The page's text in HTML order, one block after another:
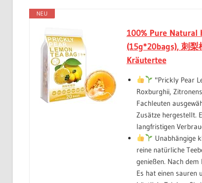
NEU
100% Pure Natural
(15g*20bags), 刺
Kräutertee
"Prickly Pear
Roxburghii,
Fachleuten
Zusätze hergestellt.
langfristigen
Unabhängige
reine natürliche
genießen. Nach dem
Es hat einen sauren